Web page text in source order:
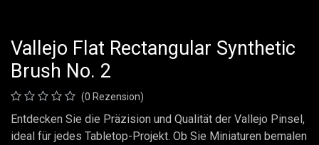
Vallejo Flat Rectangular Synthetic
Brush No. 2
(0 Rezension)
Entdecken Sie die Präzision und Qualität der Vallejo Pinsel,
ideal für jedes Tabletop-Projekt. Ob Sie Miniaturen bemalen